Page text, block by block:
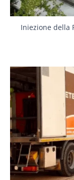
Iniezione della